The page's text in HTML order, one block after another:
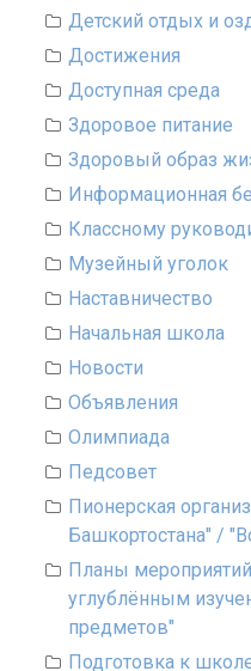
Детский отдых и
Достижения
Доступная среда
Здоровое питание
Здоровый образ
Информационная
Классному
Музейный уголок
Наставничество
Начальная школа
Новости
Объявления
Олимпиада
Педсовет
Пионерская
Башкортостана" /
Планы
углублённым
предметов"
Подготовка к